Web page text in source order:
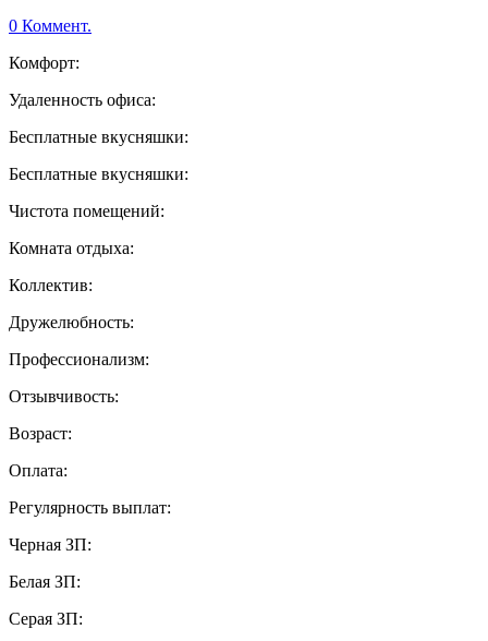
0 Коммент.
Комфорт:
Удаленность офиса:
Бесплатные вкусняшки:
Бесплатные вкусняшки:
Чистота помещений:
Комната отдыха:
Коллектив:
Дружелюбность:
Профессионализм:
Отзывчивость:
Возраст:
Оплата:
Регулярность выплат:
Черная ЗП:
Белая ЗП:
Серая ЗП: